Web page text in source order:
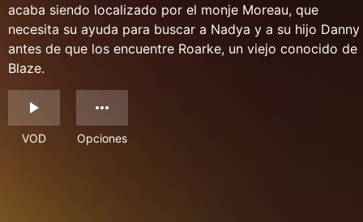
acaba siendo localizado por el monje Moreau, que
necesita su ayuda para buscar a Nadya y a su hijo Danny
antes de que los encuentre Roarke, un viejo conocido de
Blaze.
VOD Opciones